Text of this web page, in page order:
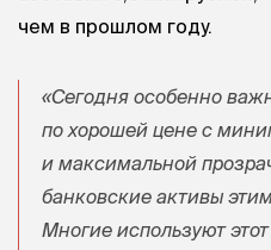
чем в прошлом году.
«Сегодня особенно
по хорошей цене с
и максимальной
банковские активы
Многие используют